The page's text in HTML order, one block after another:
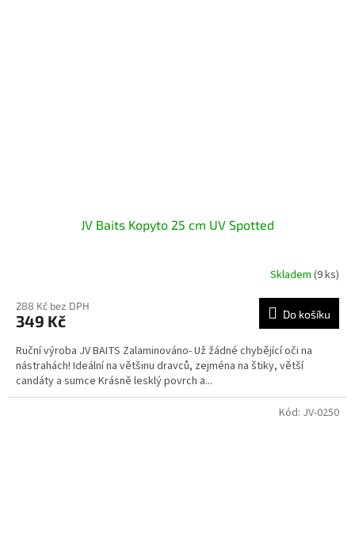
JV Baits Kopyto 25 cm UV Spotted
Skladem (9 ks)
288 Kč bez DPH
349 Kč Do košíku
Ruční výroba JV BAITS Zalaminováno- Už žádné chybějící oči na
nástrahách! Ideální na většinu dravců, zejména na štiky, větší
candáty a sumce Krásně lesklý povrch a...
Kód: JV-0250